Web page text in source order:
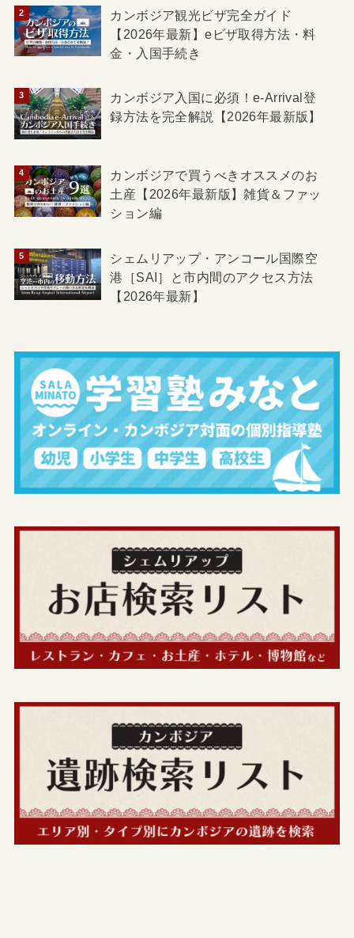
カンボジア観光ビザ完全ガイド
【2026年最新】eビザ取得方法・料
金・入国手続き
カンボジア入国に必須！e-Arrival登
録方法を完全解説【2026年最新版】
カンボジアで買うべきオススメのお
土産【2026年最新版】雑貨＆ファッ
ション編
シェムリアップ・アンコール国際空
港［SAI］と市内間のアクセス方法
【2026年最新】